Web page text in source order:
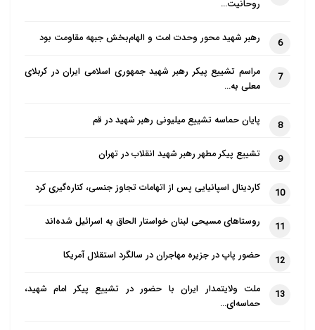
کشورها به طور نامتناسبی مورد هدف واقع شده‌اند.
همچنین، دعاوی حقوقی مزاحمت‌آمیز (SLAPP) در
دست‌کم دوازده کشور اتحادیه اروپا تهدیدی جدی علیه
کشورهایی همچون بلغارستان، آلمان، یونان، مالت، هلند و
اسپانیا با امتناع از پاسخ به درخواست‌های اطلاعات
روحانیت…
6 رهبر شهید محور وحدت امت و الهام‌بخش جبهه مقاومت بود
7
مراسم تشییع پیکر رهبر شهید جمهوری اسلامی ایران در کربلای
معلی به…
8 پایان حماسه تشییع میلیونی رهبر شهید در قم
9 تشییع پیکر مطهر رهبر شهید انقلاب در تهران
10 کاردینال اسپانیایی پس از اتهامات تجاوز جنسی، کناره‌گیری کرد
11 روستاهای مسیحی لبنان خواستار الحاق به اسرائیل شده‌اند
12 حضور پاپ در جزیره مهاجران در سالگرد استقلال آمریکا
13
ملت ولایتمدار ایران با حضور در تشییع پیکر امام شهید،
حماسه‌ای…